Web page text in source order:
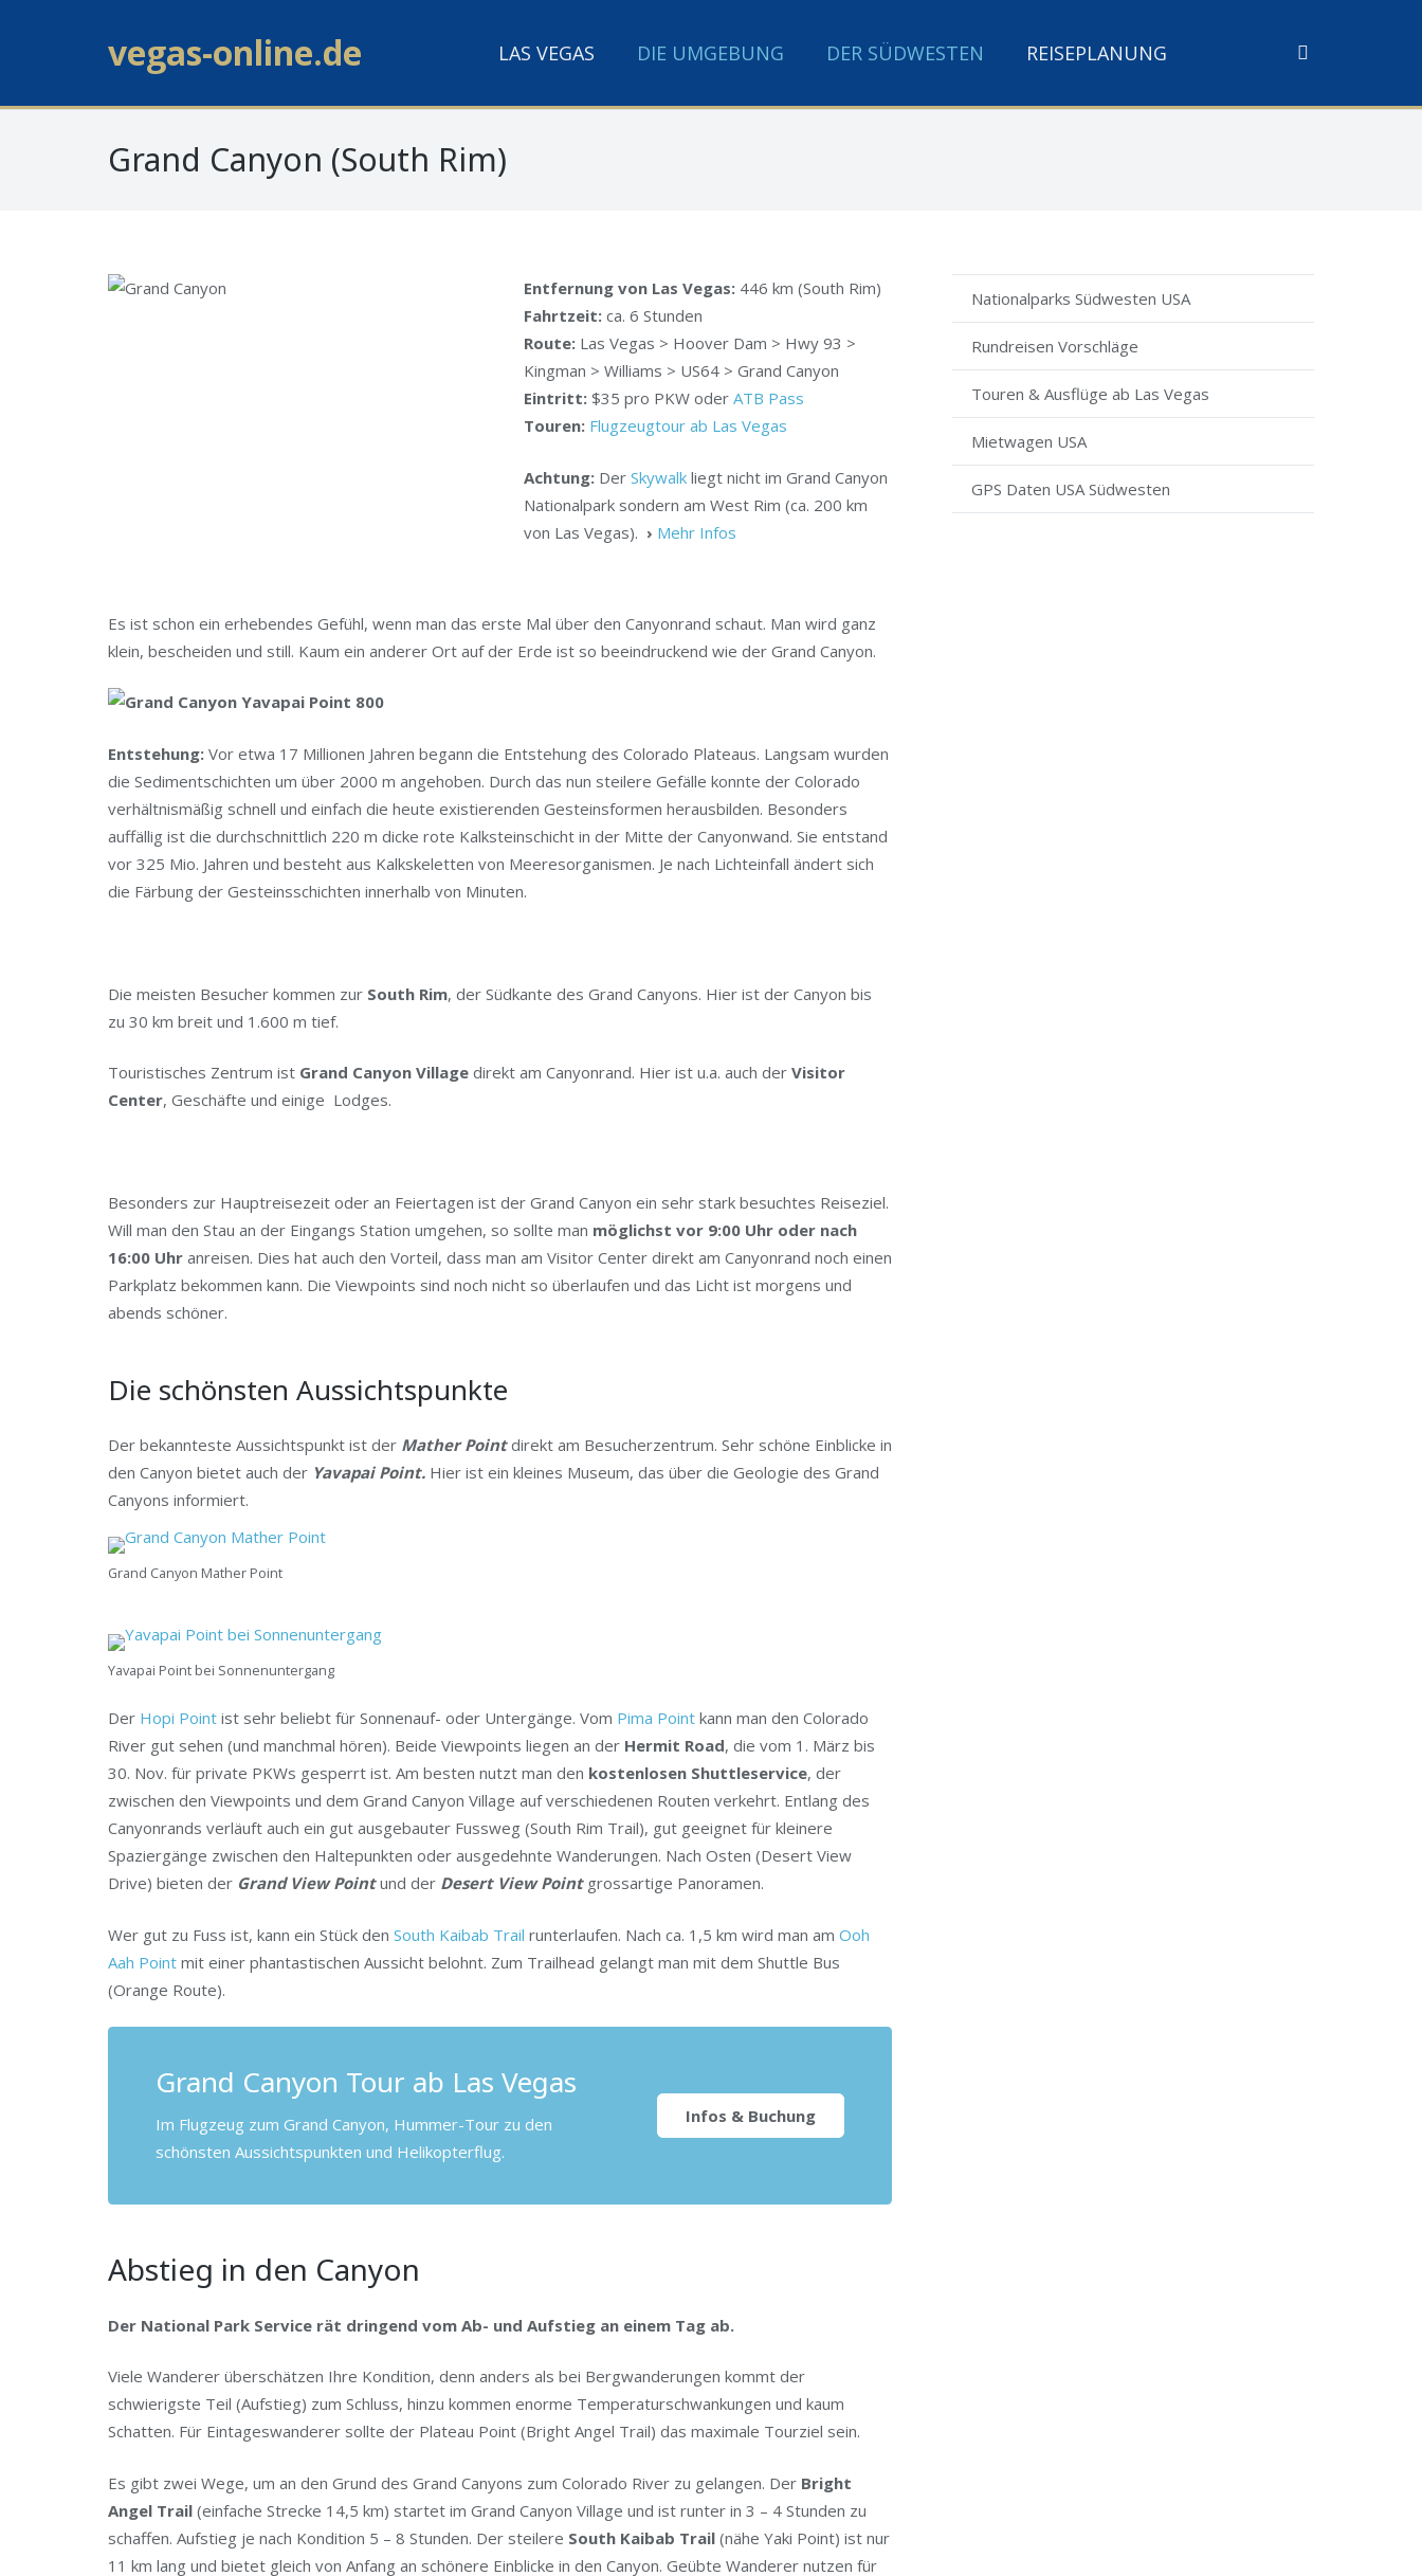
vegas-online.de LAS VEGAS DIE UMGEBUNG DER SÜDWESTEN REISEPLANUNG
Grand Canyon (South Rim)
Entfernung von Las Vegas: 446 km (South Rim)
Fahrtzeit: ca. 6 Stunden
Route: Las Vegas > Hoover Dam > Hwy 93 >
Kingman > Williams > US64 > Grand Canyon
Eintritt: $35 pro PKW oder ATB Pass
Touren: Flugzeugtour ab Las Vegas
Achtung: Der Skywalk liegt nicht im Grand Canyon
Nationalpark sondern am West Rim (ca. 200 km
von Las Vegas). › Mehr Infos
Es ist schon ein erhebendes Gefühl, wenn man das erste Mal über den Canyonrand schaut. Man wird ganz
klein, bescheiden und still. Kaum ein anderer Ort auf der Erde ist so beeindruckend wie der Grand Canyon.
Entstehung: Vor etwa 17 Millionen Jahren begann die Entstehung des Colorado Plateaus. Langsam wurden
die Sedimentschichten um über 2000 m angehoben. Durch das nun steilere Gefälle konnte der Colorado
verhältnismäßig schnell und einfach die heute existierenden Gesteinsformen herausbilden. Besonders
auffällig ist die durchschnittlich 220 m dicke rote Kalksteinschicht in der Mitte der Canyonwand. Sie entstand
vor 325 Mio. Jahren und besteht aus Kalkskeletten von Meeresorganismen. Je nach Lichteinfall ändert sich
die Färbung der Gesteinsschichten innerhalb von Minuten.
Die meisten Besucher kommen zur South Rim, der Südkante des Grand Canyons. Hier ist der Canyon bis
zu 30 km breit und 1.600 m tief.
Touristisches Zentrum ist Grand Canyon Village direkt am Canyonrand. Hier ist u.a. auch der Visitor
Center, Geschäfte und einige Lodges.
Besonders zur Hauptreisezeit oder an Feiertagen ist der Grand Canyon ein sehr stark besuchtes Reiseziel.
Will man den Stau an der Eingangs Station umgehen, so sollte man möglichst vor 9:00 Uhr oder nach
16:00 Uhr anreisen. Dies hat auch den Vorteil, dass man am Visitor Center direkt am Canyonrand noch einen
Parkplatz bekommen kann. Die Viewpoints sind noch nicht so überlaufen und das Licht ist morgens und
abends schöner.
Die schönsten Aussichtspunkte
Der bekannteste Aussichtspunkt ist der Mather Pointdirekt am Besucherzentrum. Sehr schöne Einblicke in
den Canyon bietet auch der Yavapai Point. Hier ist ein kleines Museum, das über die Geologie des Grand
Canyons informiert.
Grand Canyon Mather Point
Yavapai Point bei Sonnenuntergang
Der Hopi Point ist sehr beliebt für Sonnenauf- oder Untergänge. Vom Pima Point kann man den Colorado
River gut sehen (und manchmal hören). Beide Viewpoints liegen an der Hermit Road, die vom 1. März bis
30. Nov. für private PKWs gesperrt ist. Am besten nutzt man den kostenlosen Shuttleservice, der
zwischen den Viewpoints und dem Grand Canyon Village auf verschiedenen Routen verkehrt. Entlang des
Canyonrands verläuft auch ein gut ausgebauter Fussweg (South Rim Trail), gut geeignet für kleinere
Spaziergänge zwischen den Haltepunkten oder ausgedehnte Wanderungen. Nach Osten (Desert View
Drive) bieten der Grand View Pointund der Desert View Pointgrossartige Panoramen.
Wer gut zu Fuss ist, kann ein Stück den South Kaibab Trail runterlaufen. Nach ca. 1,5 km wird man am Ooh
Aah Point mit einer phantastischen Aussicht belohnt. Zum Trailhead gelangt man mit dem Shuttle Bus
(Orange Route).
Grand Canyon Tour ab Las Vegas
Im Flugzeug zum Grand Canyon, Hummer-Tour zu den
schönsten Aussichtspunkten und Helikopterflug.
Infos & Buchung
Abstieg in den Canyon
Der National Park Service rät dringend vom Ab- und Aufstieg an einem Tag ab.
Viele Wanderer überschätzen Ihre Kondition, denn anders als bei Bergwanderungen kommt der
schwierigste Teil (Aufstieg) zum Schluss, hinzu kommen enorme Temperaturschwankungen und kaum
Schatten. Für Eintageswanderer sollte der Plateau Point (Bright Angel Trail) das maximale Tourziel sein.
Es gibt zwei Wege, um an den Grund des Grand Canyons zum Colorado River zu gelangen. Der Bright
Angel Trail (einfache Strecke 14,5 km) startet im Grand Canyon Village und ist runter in 3 – 4 Stunden zu
schaffen. Aufstieg je nach Kondition 5 – 8 Stunden. Der steilere South Kaibab Trail (nähe Yaki Point) ist nur
11 km lang und bietet gleich von Anfang an schönere Einblicke in den Canyon. Geübte Wanderer nutzen für
Nationalparks Südwesten USA
Rundreisen Vorschläge
Touren & Ausflüge ab Las Vegas
Mietwagen USA
GPS Daten USA Südwesten